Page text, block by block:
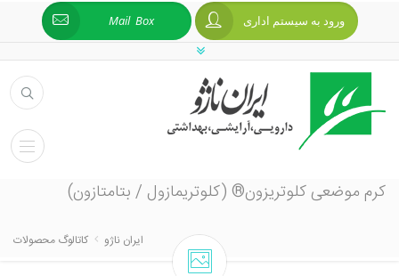
Mail Box ورود به سیستم اداری
کرم موضعی کلوتریزون® (کلوتریمازول / بتامتازون)
ایران ناژو کاتالوگ محصولات